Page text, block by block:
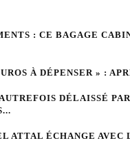
: CE BAGAGE
À DÉPENSER » :
DÉLAISSÉ
ATTAL ÉCHANGE AVEC